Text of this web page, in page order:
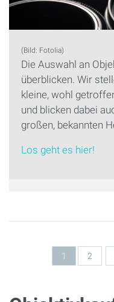
(Bild: Fotolia)
Die Auswahl an
überblicken. Wir
kleine, wohl
und blicken dabei
großen, bekannten
Los geht es hier!
Seiten
1 2